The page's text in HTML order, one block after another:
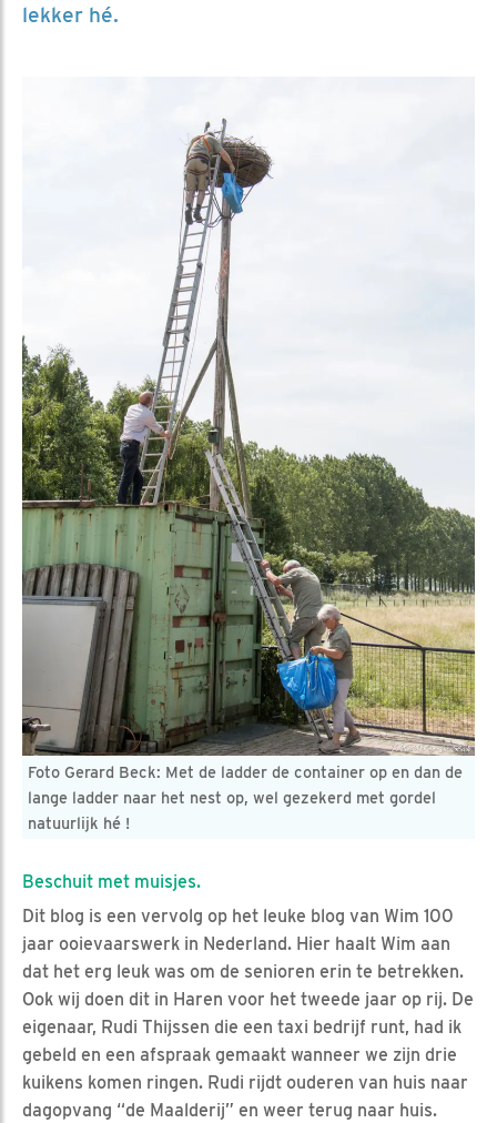
lekker hé.
Foto Gerard Beck: Met de ladder de container op en dan de
lange ladder naar het nest op, wel gezekerd met gordel
natuurlijk hé !
Beschuit met muisjes.
Dit blog is een vervolg op het leuke blog van Wim 100
jaar ooievaarswerk in Nederland. Hier haalt Wim aan
dat het erg leuk was om de senioren erin te betrekken.
Ook wij doen dit in Haren voor het tweede jaar op rij. De
eigenaar, Rudi Thijssen die een taxi bedrijf runt, had ik
gebeld en een afspraak gemaakt wanneer we zijn drie
kuikens komen ringen. Rudi rijdt ouderen van huis naar
dagopvang “de Maalderij” en weer terug naar huis.